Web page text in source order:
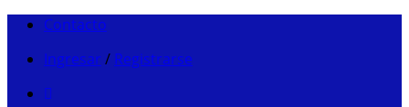
Contacto
Ingresar / Registrarse